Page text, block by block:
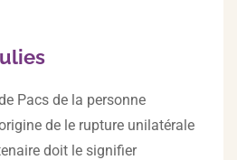
Pacs de la personne
de le rupture unilatérale
doit le signifier